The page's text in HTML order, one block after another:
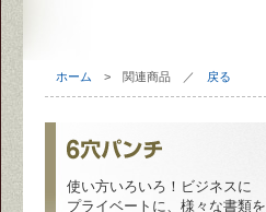
ホーム > 関連商品 ／ 戻る
使い方いろいろ！ビジネスに
プライベートに、様々な書類を